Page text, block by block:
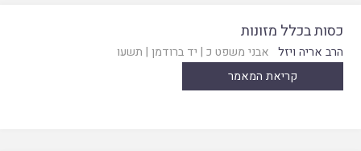
כסות בכלל מזונות
הרב אריה ויזל אבני משפט כ | יד ברודמן | תשעו
קריאת המאמר